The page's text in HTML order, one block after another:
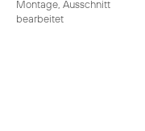
Montage, Ausschnitt
bearbeitet